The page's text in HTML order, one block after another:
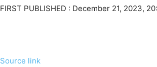
FIRST PUBLISHED : December 21, 2023,
Source link